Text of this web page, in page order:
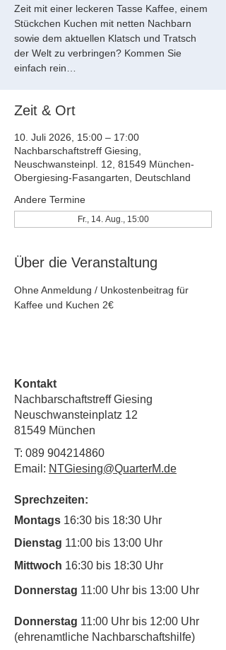
Zeit mit einer leckeren Tasse Kaffee, einem
Stückchen Kuchen mit netten Nachbarn
sowie dem aktuellen Klatsch und Tratsch
der Welt zu verbringen? Kommen Sie
einfach rein…
Zeit & Ort
10. Juli 2026, 15:00 – 17:00
Nachbarschaftstreff Giesing,
Neuschwansteinpl. 12, 81549 München-
Obergiesing-Fasangarten, Deutschland
Andere Termine
Fr., 14. Aug., 15:00
Über die Veranstaltung
Ohne Anmeldung / Unkostenbeitrag für
Kaffee und Kuchen 2€
Kontakt
Nachbarschaftstreff Giesing
Neuschwansteinplatz 12
81549 München
T: 089 904214860
Email: NTGiesing@QuarterM.de
Sprechzeiten:
Montags 16:30 bis 18:30 Uhr
Dienstag 11:00 bis 13:00 Uhr
Mittwoch 16:30 bis 18:30 Uhr
Donnerstag 11:00 Uhr bis 13:00 Uhr
Donnerstag 11:00 Uhr bis 12:00 Uhr
(ehrenamtliche Nachbarschaftshilfe)